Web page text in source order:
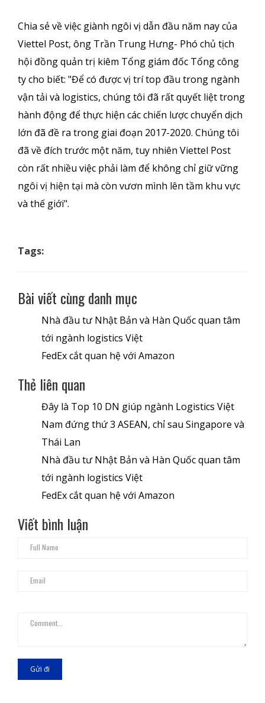
Chia sẻ về việc giành ngôi vị dẫn đầu năm nay của
Viettel Post, ông Trần Trung Hưng- Phó chủ tịch
hội đồng quản trị kiêm Tổng giám đốc Tổng công
ty cho biết: "Để có được vị trí top đầu trong ngành
vận tải và logistics, chúng tôi đã rất quyết liệt trong
hành động để thực hiện các chiến lược chuyển dịch
lớn đã đề ra trong giai đoạn 2017-2020. Chúng tôi
đã về đích trước một năm, tuy nhiên Viettel Post
còn rất nhiều việc phải làm để không chỉ giữ vững
ngôi vị hiện tại mà còn vươn mình lên tầm khu vực
và thế giới".
Tags:
Bài viết cùng danh mục
Nhà đầu tư Nhật Bản và Hàn Quốc quan tâm
tới ngành logistics Việt
FedEx cắt quan hệ với Amazon
Thẻ liên quan
Đây là Top 10 DN giúp ngành Logistics Việt
Nam đứng thứ 3 ASEAN, chỉ sau Singapore và
Thái Lan
Nhà đầu tư Nhật Bản và Hàn Quốc quan tâm
tới ngành logistics Việt
FedEx cắt quan hệ với Amazon
Viết bình luận
Gửi đi